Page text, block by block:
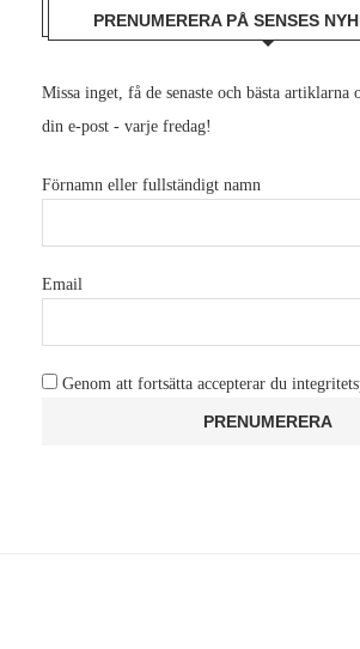
PRENUMERERA PÅ SENSES
Missa inget, få de senaste och bästa artiklarna
din e-post - varje fredag!
Förnamn eller fullständigt namn
Email
Genom att fortsätta accepterar du